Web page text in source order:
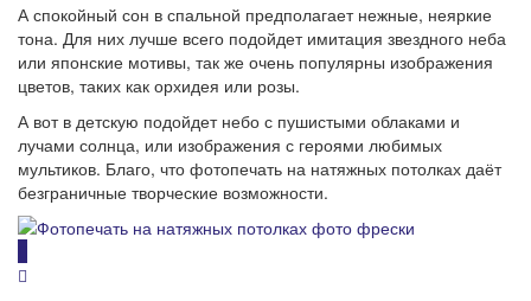
А спокойный сон в спальной предполагает нежные, неяркие
тона. Для них лучше всего подойдет имитация звездного неба
или японские мотивы, так же очень популярны изображения
цветов, таких как орхидея или розы.
А вот в детскую подойдет небо с пушистыми облаками и
лучами солнца, или изображения с героями любимых
мультиков. Благо, что фотопечать на натяжных потолках даёт
безграничные творческие возможности.